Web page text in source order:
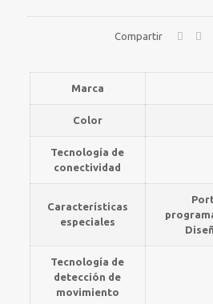
Compartir
Marca
Color
Tecnología de
conectividad
Características
especiales
Tecnología de
detección de
movimiento